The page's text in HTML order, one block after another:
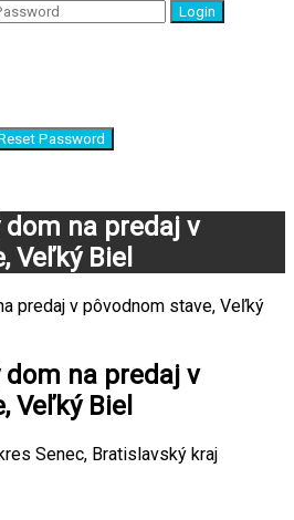
Login
Password
na predaj v
Veľký Biel
na predaj v
Veľký Biel
Senec, Bratislavský kraj